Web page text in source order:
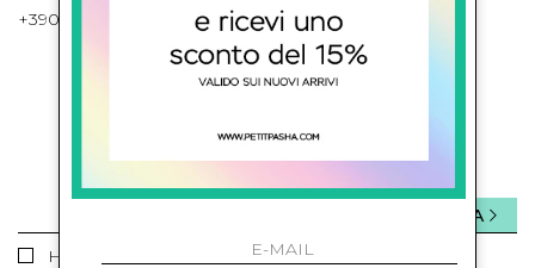
+39081643421 , +390812351280
ISCRIVITI ALLA NEWSLETTER
Ho letto ed accettato le condizioni sulla privacy.
INVIA